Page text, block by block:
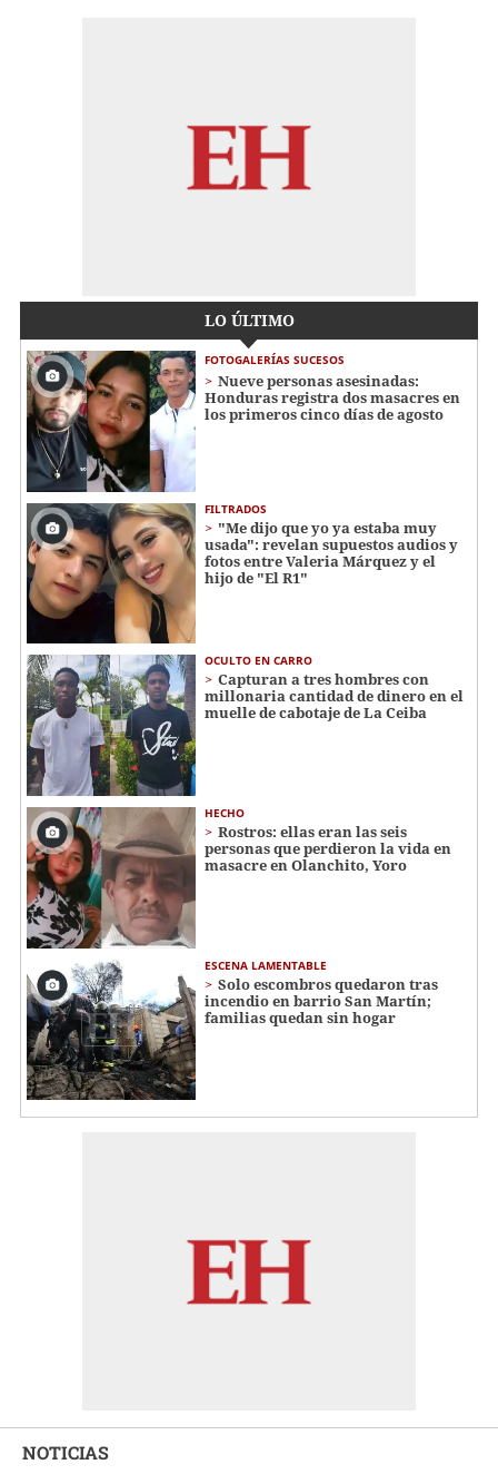
LO ÚLTIMO
FOTOGALERÍAS SUCESOS
Nueve personas asesinadas:
Honduras registra dos masacres en
los primeros cinco días de agosto
FILTRADOS
"Me dijo que yo ya estaba muy
usada": revelan supuestos audios y
fotos entre Valeria Márquez y el
hijo de "El R1"
OCULTO EN CARRO
Capturan a tres hombres con
millonaria cantidad de dinero en el
muelle de cabotaje de La Ceiba
HECHO
Rostros: ellas eran las seis
personas que perdieron la vida en
masacre en Olanchito, Yoro
ESCENA LAMENTABLE
Solo escombros quedaron tras
incendio en barrio San Martín;
familias quedan sin hogar
NOTICIAS